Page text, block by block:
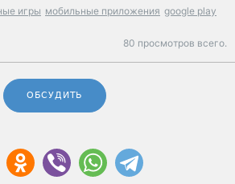
игры мобильные приложения google play
80 просмотров всего.
ОБСУДИТЬ